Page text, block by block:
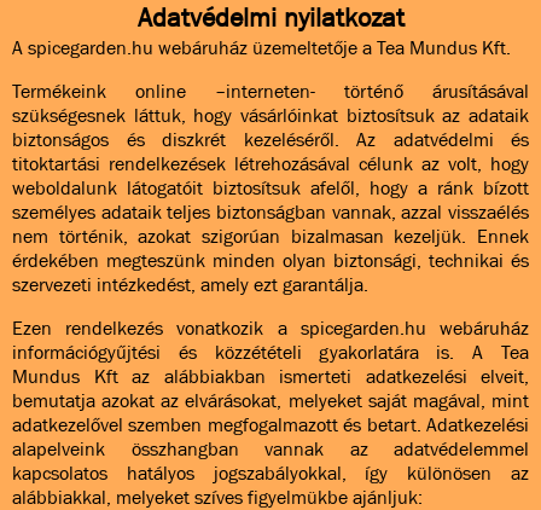
Adatvédelmi nyilatkozat
A spicegarden.hu webáruház üzemeltetője a Tea Mundus Kft.
Termékeink online –interneten- történő árusításával
szükségesnek láttuk, hogy vásárlóinkat biztosítsuk az adataik
biztonságos és diszkrét kezeléséről. Az adatvédelmi és
titoktartási rendelkezések létrehozásával célunk az volt, hogy
weboldalunk látogatóit biztosítsuk afelől, hogy a ránk bízott
személyes adataik teljes biztonságban vannak, azzal visszaélés
nem történik, azokat szigorúan bizalmasan kezeljük. Ennek
érdekében megteszünk minden olyan biztonsági, technikai és
szervezeti intézkedést, amely ezt garantálja.
Ezen rendelkezés vonatkozik a spicegarden.hu webáruház
információgyűjtési és közzétételi gyakorlatára is. A Tea
Mundus Kft az alábbiakban ismerteti adatkezelési elveit,
bemutatja azokat az elvárásokat, melyeket saját magával, mint
adatkezelővel szemben megfogalmazott és betart. Adatkezelési
alapelveink összhangban vannak az adatvédelemmel
kapcsolatos hatályos jogszabályokkal, így különösen az
alábbiakkal, melyeket szíves figyelmükbe ajánljuk: